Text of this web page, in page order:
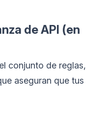
de API (en
conjunto de reglas,
aseguran que tus